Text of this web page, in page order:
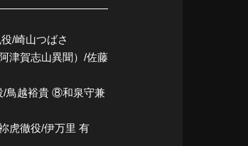
/崎山つばさ
津賀志山異聞）/佐藤
/鳥越裕貴 ⑧和泉守兼
虎徹役/伊万里 有